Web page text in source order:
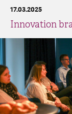
Innovation
17.03.2025